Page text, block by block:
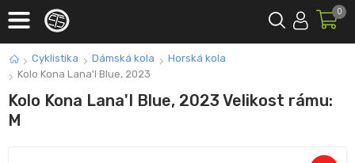
0
Cyklistika Dámská kola
Horská kola
Kolo Kona Lana'I Blue, 2023
Kolo Kona Lana'I Blue, 2023 Velikost rámu:
M